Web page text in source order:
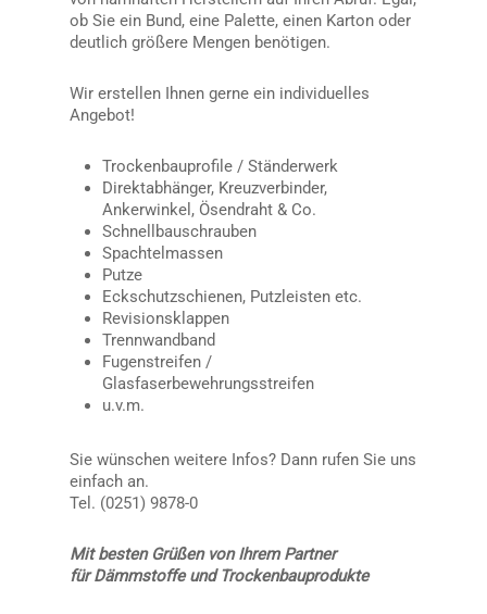
ob Sie ein Bund, eine Palette, einen Karton oder
deutlich größere Mengen benötigen.
Wir erstellen Ihnen gerne ein individuelles
Angebot!
Trockenbauprofile / Ständerwerk
Direktabhänger, Kreuzverbinder,
Ankerwinkel, Ösendraht & Co.
Schnellbauschrauben
Spachtelmassen
Putze
Eckschutzschienen, Putzleisten etc.
Revisionsklappen
Trennwandband
Fugenstreifen /
Glasfaserbewehrungsstreifen
u.v.m.
Sie wünschen weitere Infos? Dann rufen Sie uns
einfach an.
Tel. (0251) 9878-0
Mit besten Grüßen von Ihrem Partner
für Dämmstoffe und Trockenbauprodukte